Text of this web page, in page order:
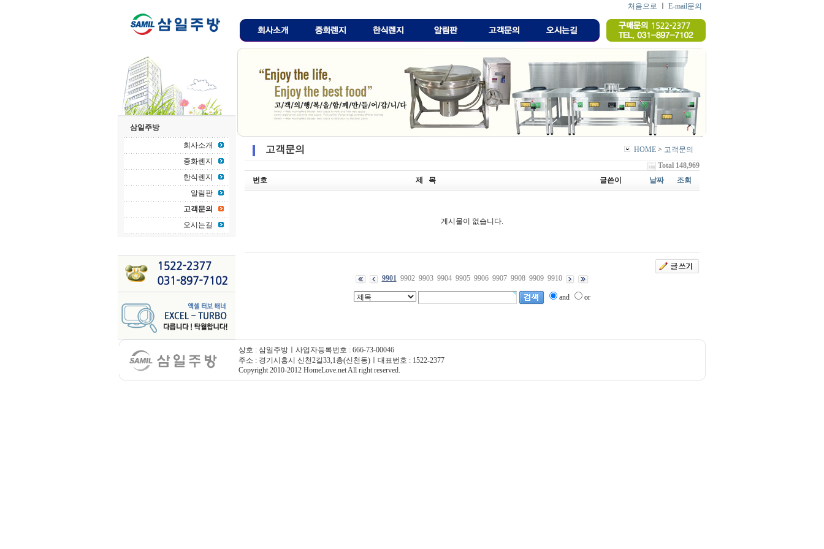
처음으로 E-mail문의
삼일주방
회사소개
중화렌지
한식렌지
알림판
고객문의
오시는길
고객문의 HOME> 고객문의
Total 148,969
번호
제 목 글쓴이 날짜 조회
게시물이 없습니다.
9901 9902 9903 9904 9905 9906 9907 9908 9909 9910
and or
상호 : 삼일주방ㅣ사업자등록번호 : 666-73-00046
주소 : 경기시흥시 신천2길33,1층(신천동)ㅣ대표번호 : 1522-2377
Copyright 2010-2012 HomeLove.net All right reserved.